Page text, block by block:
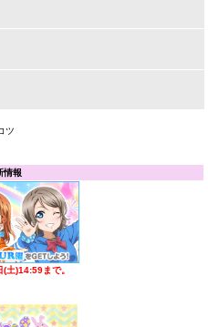
ツ
情報
土)14:59まで。